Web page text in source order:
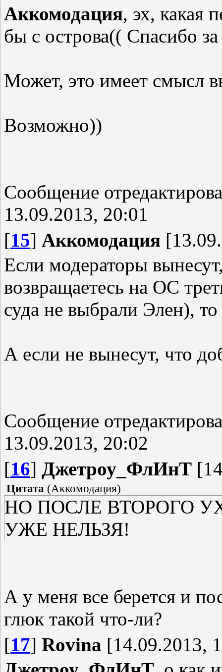
Аккомодация, эх, какая
бы с острова(( Спасибо
Может, это имеет смысл
Возможно))
Сообщение
13.09.2013, 20:01
[15] Аккомодация
Если модераторы
возвращаетесь на ОС
суда не выбрали Элен),
А если не вынесут, что
Сообщение
13.09.2013, 20:02
[16] Джетроу_ФлИнТ
Цитата (Аккомодация)
НО ПОСЛЕ ВТОРОГО
УЖЕ НЕЛЬЗЯ!
А у меня все берется и
глюк такой что-ли?
[17] Rovina [14.09.2013,